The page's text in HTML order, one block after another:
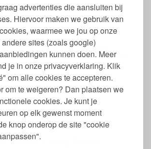
advertenties die aansluiten bij
Hiervoor maken we gebruik van
waarmee we jou op onze
sites (zoals google)
kunnen doen. Meer
je in onze privacyverklaring. Klik
om alle cookies te accepteren.
om te weigeren? Dan plaatsen we
cookies. Je kunt je
op elk gewenst moment
knop onderop de site "cookie
ml.
ingrediënten
stoffen
van een pompflesje handzeep
met een allergie of gevoelige huid
van lichaam, handen en gezicht
CSE gecertificeerd
neutrale zeep Sonett